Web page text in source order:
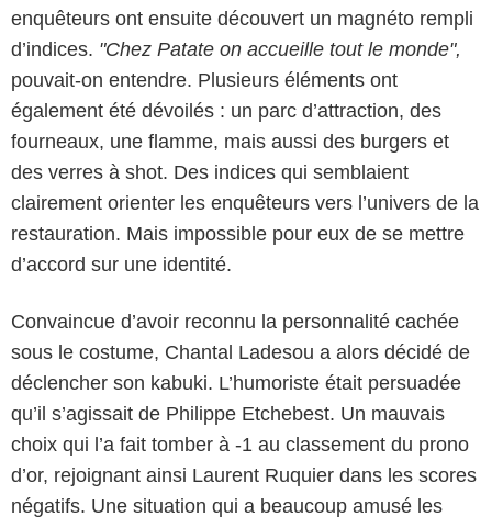
enquêteurs ont ensuite découvert un magnéto rempli
d’indices. "Chez Patate on accueille tout le monde",
pouvait-on entendre. Plusieurs éléments ont
également été dévoilés : un parc d’attraction, des
fourneaux, une flamme, mais aussi des burgers et
des verres à shot. Des indices qui semblaient
clairement orienter les enquêteurs vers l’univers de la
restauration. Mais impossible pour eux de se mettre
d’accord sur une identité.
Convaincue d’avoir reconnu la personnalité cachée
sous le costume, Chantal Ladesou a alors décidé de
déclencher son kabuki. L’humoriste était persuadée
qu’il s’agissait de Philippe Etchebest. Un mauvais
choix qui l’a fait tomber à -1 au classement du prono
d’or, rejoignant ainsi Laurent Ruquier dans les scores
négatifs. Une situation qui a beaucoup amusé les